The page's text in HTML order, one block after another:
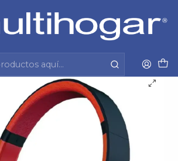
y cuidado personal
Roj Urban Bass Target Tt H7050Bt